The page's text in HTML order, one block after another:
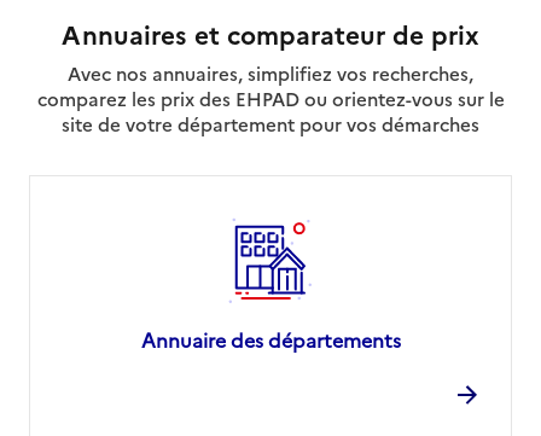
Annuaires et comparateur de prix
Avec nos annuaires, simplifiez vos recherches,
comparez les prix des EHPAD ou orientez-vous sur le
site de votre département pour vos démarches
Annuaire des départements